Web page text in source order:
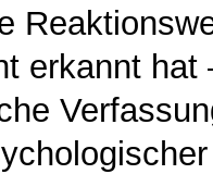
erkannt